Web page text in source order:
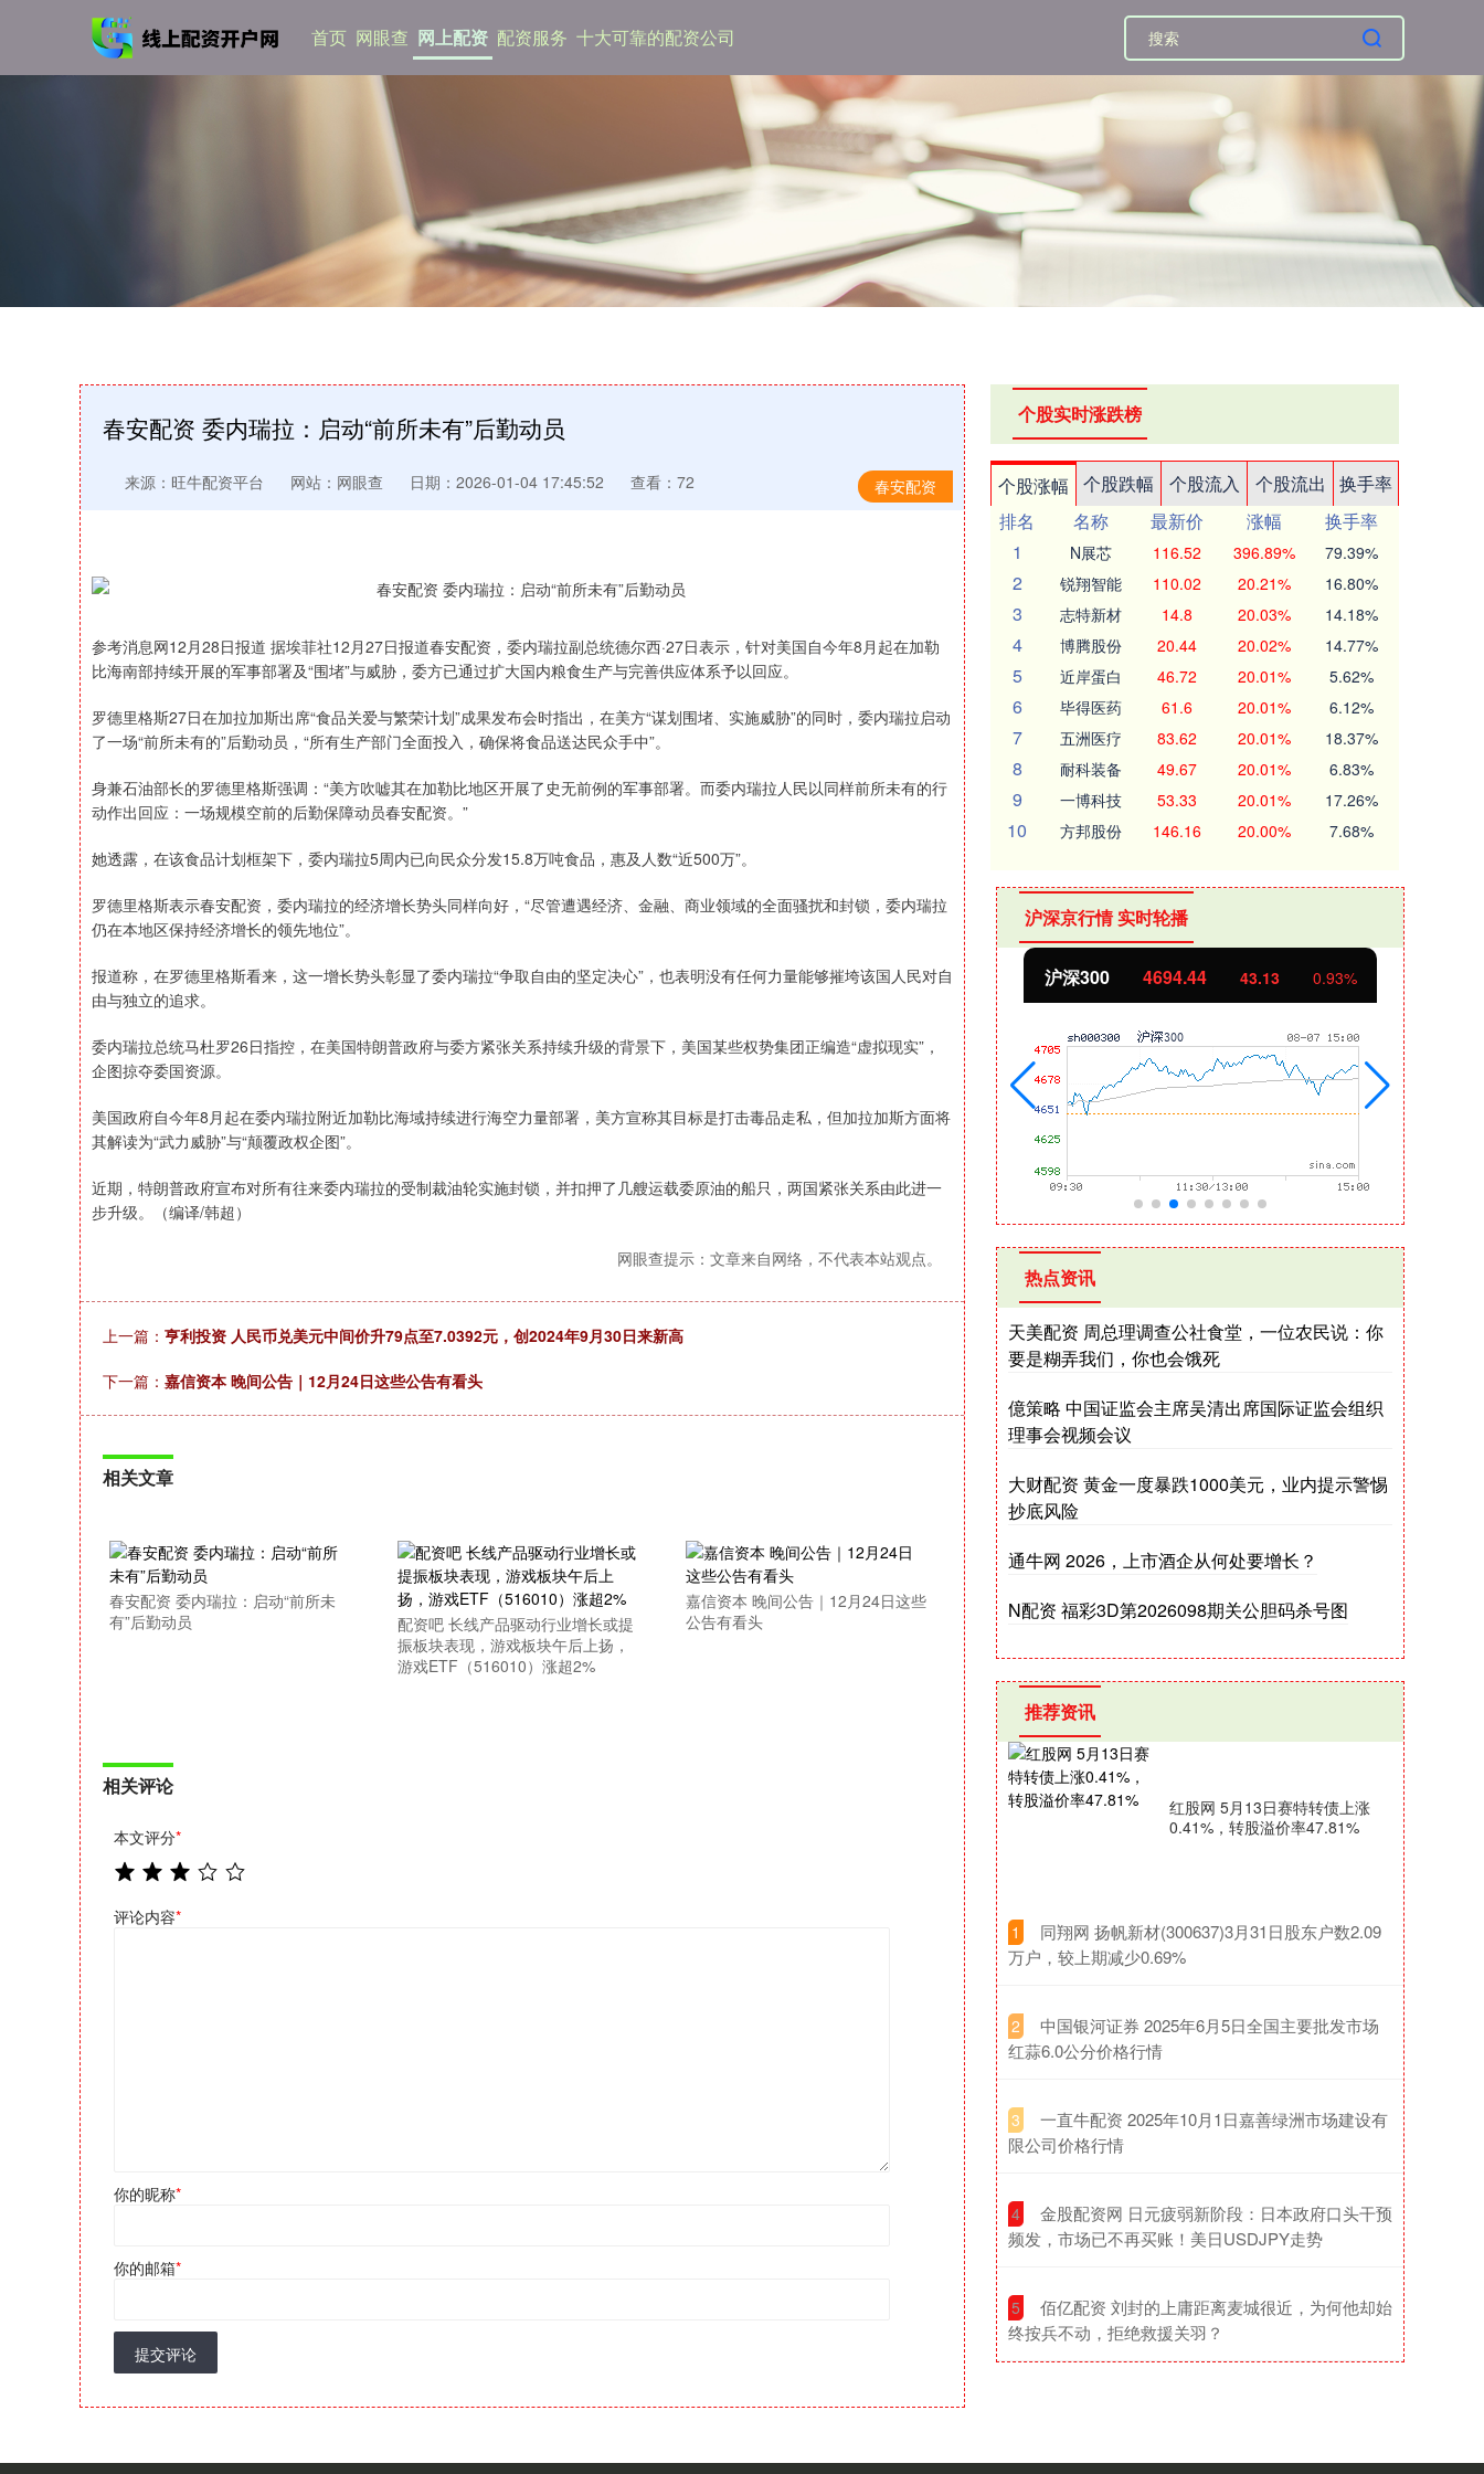
首页 网眼查 网上配资 配资服务 十大可靠的配资公司
春安配资 委内瑞拉：启动“前所未有”后勤动员
春安配资
来源：旺牛配资平台 网站：网眼查 日期：2026-01-04 17:45:52 查看：72
参考消息网12月28日报道 据埃菲社12月27日报道春安配资，委内瑞拉副总统德尔西·27日表示，针对美国自今年8月起在加勒
比海南部持续开展的军事部署及“围堵”与威胁，委方已通过扩大国内粮食生产与完善供应体系予以回应。
罗德里格斯27日在加拉加斯出席“食品关爱与繁荣计划”成果发布会时指出，在美方“谋划围堵、实施威胁”的同时，委内瑞拉启动
了一场“前所未有的”后勤动员，“所有生产部门全面投入，确保将食品送达民众手中”。
身兼石油部长的罗德里格斯强调：“美方吹嘘其在加勒比地区开展了史无前例的军事部署。而委内瑞拉人民以同样前所未有的行
动作出回应：一场规模空前的后勤保障动员春安配资。”
她透露，在该食品计划框架下，委内瑞拉5周内已向民众分发15.8万吨食品，惠及人数“近500万”。
罗德里格斯表示春安配资，委内瑞拉的经济增长势头同样向好，“尽管遭遇经济、金融、商业领域的全面骚扰和封锁，委内瑞拉
仍在本地区保持经济增长的领先地位”。
报道称，在罗德里格斯看来，这一增长势头彰显了委内瑞拉“争取自由的坚定决心”，也表明没有任何力量能够摧垮该国人民对自
由与独立的追求。
委内瑞拉总统马杜罗26日指控，在美国特朗普政府与委方紧张关系持续升级的背景下，美国某些权势集团正编造“虚拟现实”，
企图掠夺委国资源。
美国政府自今年8月起在委内瑞拉附近加勒比海域持续进行海空力量部署，美方宣称其目标是打击毒品走私，但加拉加斯方面将
其解读为“武力威胁”与“颠覆政权企图”。
近期，特朗普政府宣布对所有往来委内瑞拉的受制裁油轮实施封锁，并扣押了几艘运载委原油的船只，两国紧张关系由此进一
步升级。（编译/韩超）
网眼查提示：文章来自网络，不代表本站观点。
上一篇： 亨利投资 人民币兑美元中间价升79点至7.0392元，创2024年9月30日来新高
下一篇： 嘉信资本 晚间公告｜12月24日这些公告有看头
相关文章
春安配资 委内瑞拉：启动“前所未
有”后勤动员
配资吧 长线产品驱动行业增长或提
振板块表现，游戏板块午后上扬，
游戏ETF（516010）涨超2%
嘉信资本 晚间公告｜12月24日这些
公告有看头
相关评论
本文评分*
评论内容*
你的昵称*
你的邮箱*
提交评论
个股实时涨跌榜
个股涨幅 个股跌幅 个股流入 个股流出
换手率
排名
名称 最新价 涨幅
换手率
1
N展芯 116.52 396.89% 79.39%
2 锐翔智能 110.02 20.21% 16.80%
3 志特新材 14.8 20.03% 14.18%
4 博腾股份 20.44 20.02% 14.77%
5 近岸蛋白 46.72 20.01% 5.62%
6 毕得医药 61.6 20.01% 6.12%
7 五洲医疗 83.62 20.01% 18.37%
8 耐科装备 49.67 20.01% 6.83%
9 一博科技 53.33 20.01% 17.26%
10 方邦股份 146.16 20.00% 7.68%
沪深京行情 实时轮播
2.13% 上证指数 3940.04 39.68 1.02% 深证成指 14311.01 200.89 1.42% 沪深300 4694.44 43.13 0.93%
热点资讯
天美配资 周总理调查公社食堂，一位农民说：你
要是糊弄我们，你也会饿死
億策略 中国证监会主席吴清出席国际证监会组织
理事会视频会议
大财配资 黄金一度暴跌1000美元，业内提示警惕
抄底风险
通牛网 2026，上市酒企从何处要增长？
N配资 福彩3D第2026098期关公胆码杀号图
推荐资讯
红股网 5月13日赛特转债上涨
0.41%，转股溢价率47.81%
1
​同翔网 扬帆新材(300637)3月31日股东户数2.09
万户，较上期减少0.69%
2
​中国银河证券 2025年6月5日全国主要批发市场
红蒜6.0公分价格行情
3
​一直牛配资 2025年10月1日嘉善绿洲市场建设有
限公司价格行情
4
​金股配资网 日元疲弱新阶段：日本政府口头干预
频发，市场已不再买账！美日USDJPY走势
5
​佰亿配资 刘封的上庸距离麦城很近，为何他却始
终按兵不动，拒绝救援关羽？